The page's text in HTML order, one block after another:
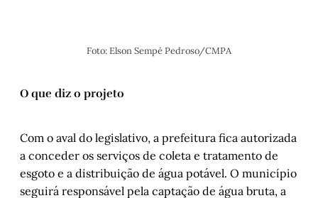
Foto: Elson Sempé Pedroso/CMPA
O que diz o projeto
Com o aval do legislativo, a prefeitura fica autorizada
a conceder os serviços de coleta e tratamento de
esgoto e a distribuição de água potável. O município
seguirá responsável pela captação de água bruta, a